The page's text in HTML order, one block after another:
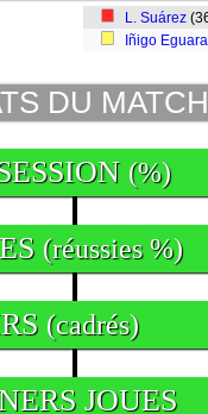
L. Suárez
Iñigo
DU MATCH
(%)
(réussies %)
(cadrés)
JOUES